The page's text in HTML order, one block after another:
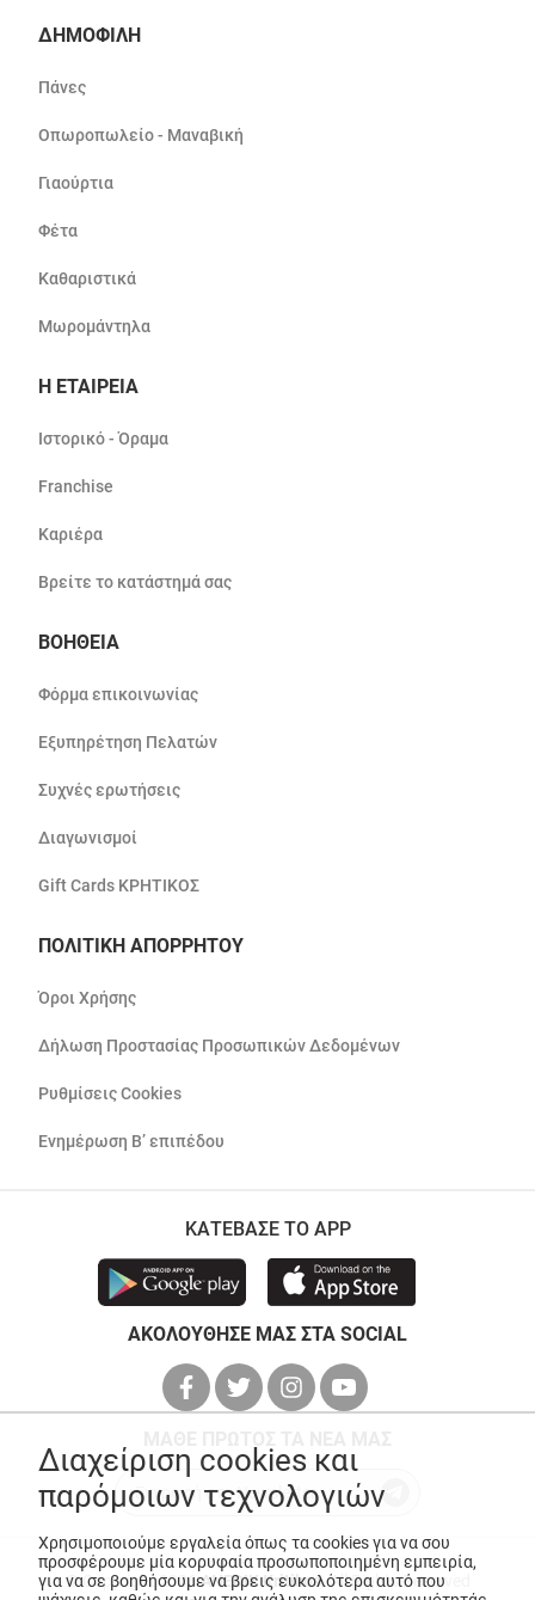
ΔΗΜΟΦΙΛΗ
Πάνες
Οπωροπωλείο - Μαναβική
Γιαούρτια
Φέτα
Καθαριστικά
Μωρομάντηλα
Η ΕΤΑΙΡΕΙΑ
Ιστορικό - Όραμα
Franchise
Καριέρα
Βρείτε το κατάστημά σας
ΒΟΗΘΕΙΑ
Φόρμα επικοινωνίας
Εξυπηρέτηση Πελατών
Συχνές ερωτήσεις
Διαγωνισμοί
Gift Cards ΚΡΗΤΙΚΟΣ
ΠΟΛΙΤΙΚΗ ΑΠΟΡΡΗΤΟΥ
Όροι Χρήσης
Δήλωση Προστασίας Προσωπικών Δεδομένων
Ρυθμίσεις Cookies
Ενημέρωση Β’ επιπέδου
ΚΑΤΕΒΑΣΕ ΤΟ APP
ΑΚΟΛΟΥΘΗΣΕ ΜΑΣ ΣΤΑ SOCIAL
© Copyright 2026ANEDIK Kritikos. All Rights Reserved
Διαχείριση cookies και
παρόμοιων τεχνολογιών
Χρησιμοποιούμε εργαλεία όπως τα cookies για να σου
προσφέρουμε μία κορυφαία προσωποποιημένη εμπειρία,
για να σε βοηθήσουμε να βρεις ευκολότερα αυτό που